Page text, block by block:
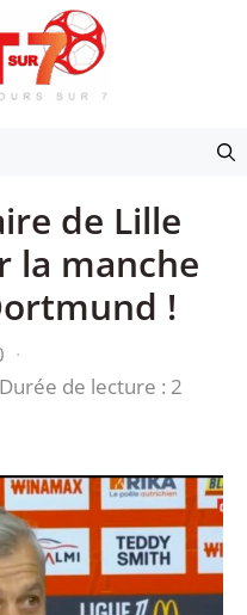
de Lille
la manche
!
·
Durée de lecture : 2